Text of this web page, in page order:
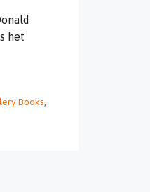
het
Books